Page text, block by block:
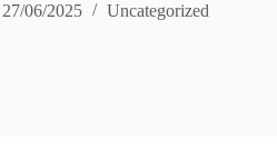
27/06/2025 Uncategorized